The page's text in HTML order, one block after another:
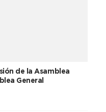
de la Asamblea
General